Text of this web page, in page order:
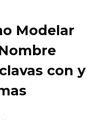
Modelar
con y